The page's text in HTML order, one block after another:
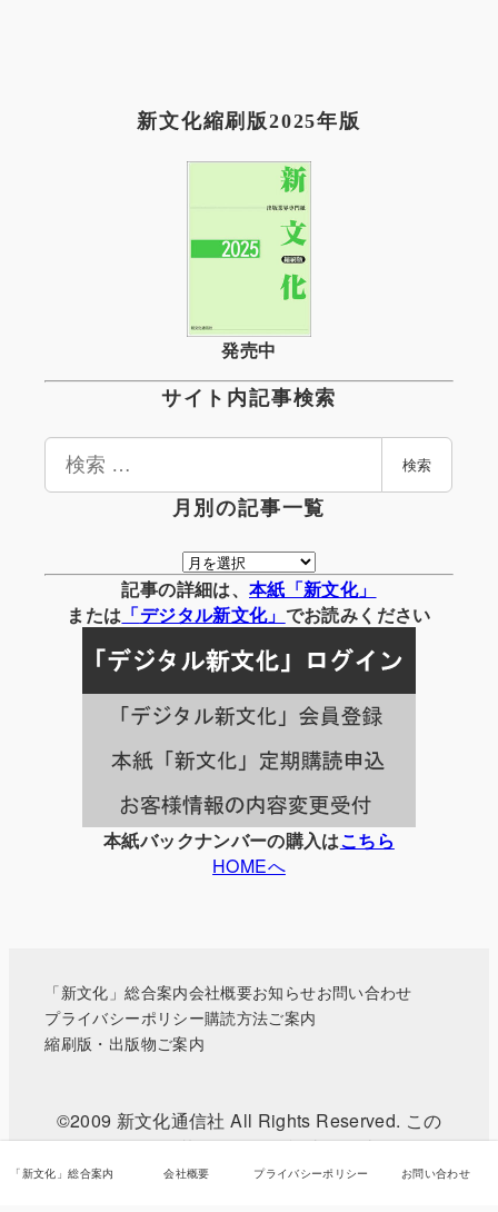
新文化縮刷版2025年版
発売中
サイト内記事検索
検
検索
月別の記事一覧
月
別
の
事
一
覧
記事の詳細は、 本紙「新文化」
または 「デジタル新文化」 でお読みください
本紙バックナンバーの購入はこちら
HOMEへ
「新文化」総合案内会社概要お知らせお問い合わせ
プライバシーポリシー購読方法ご案内
縮刷版・出版物ご案内
©2009 新文化通信社 All Rights Reserved. この
WEBサイトに掲載されている記事・写真などの無
断転載を禁じます。
「新文化」総合案内 会社概要 プライバシーポリシー お問い合わせ